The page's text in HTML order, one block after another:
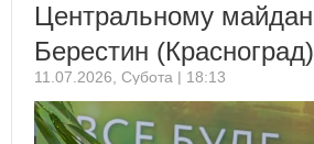
Центральному
Берестин (Красноград)
11.07.2026, Субота | 18:13